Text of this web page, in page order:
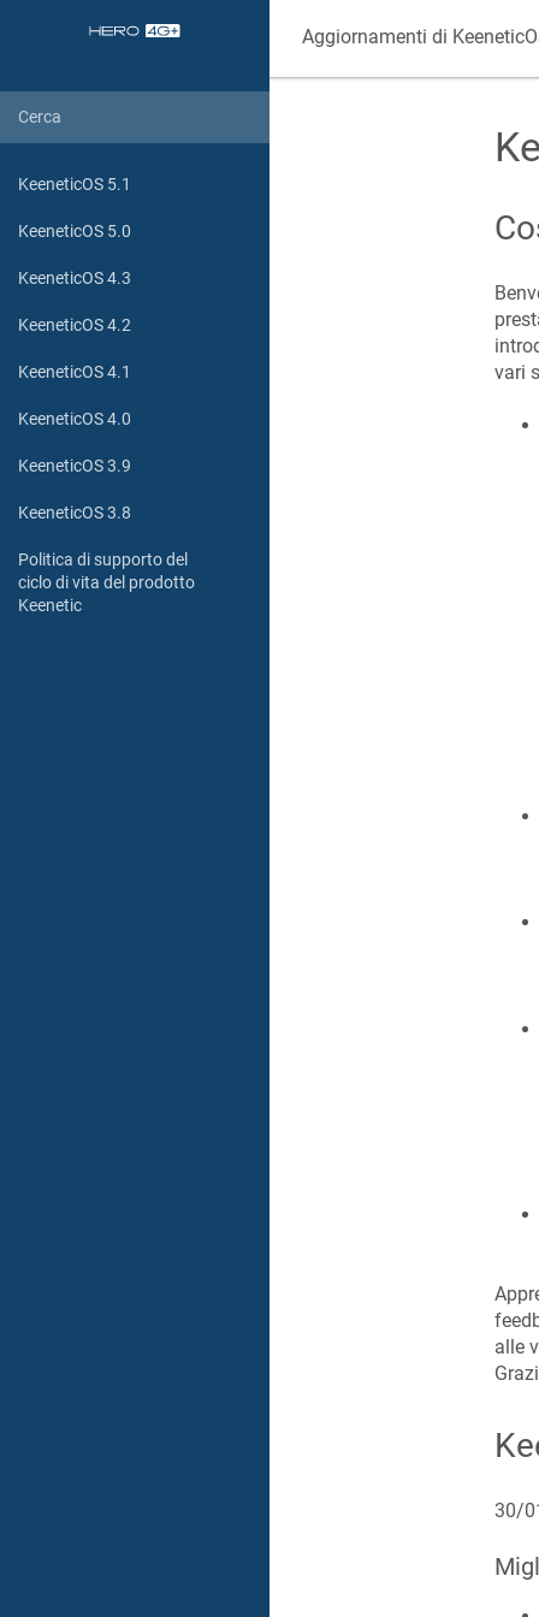
KeeneticOS 5.1
KeeneticOS 5.0
KeeneticOS 4.3
KeeneticOS 4.2
KeeneticOS 4.1
KeeneticOS 4.0
KeeneticOS 3.9
KeeneticOS 3.8
Politica di supporto del
ciclo di vita del prodotto
Keenetic
Aggiornamenti di
vari
alle
30/